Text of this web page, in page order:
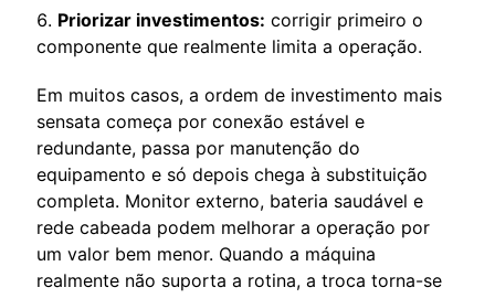
Priorizar investimentos: corrigir primeiro o
componente que realmente limita a operação.
Em muitos casos, a ordem de investimento mais
sensata começa por conexão estável e
redundante, passa por manutenção do
equipamento e só depois chega à substituição
completa. Monitor externo, bateria saudável e
rede cabeada podem melhorar a operação por
um valor bem menor. Quando a máquina
realmente não suporta a rotina, a troca torna-se